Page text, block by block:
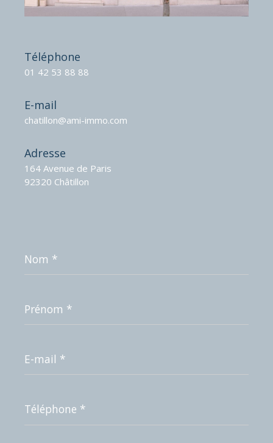
Téléphone
01 42 53 88 88
E-mail
chatillon@ami-immo.com
Adresse
164 Avenue de Paris
92320 Châtillon
*
*
mail
*
*